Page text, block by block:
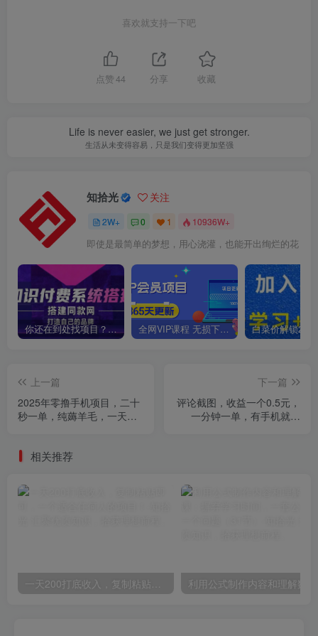
喜欢就支持一下吧
点赞 44 分享 收藏
Life is never easier, we just get stronger.
生活从未变得容易，只是我们变得更加坚强
知拾光 关注
2W+ 0 1 10936W+
即使是最简单的梦想，用心浇灌，也能开出绚烂的花
你还在到处找项目？还在当韭菜？我靠卖项目一个月收入5万+，曾经我也是个失败者。 全网VIP课程 无损下载~
上一篇
2025年零撸手机项目，二十
秒一单，纯薅羊毛，一天
下一篇
评论截图，收益一个0.5元，
一分钟一单，有手机就能
相关推荐